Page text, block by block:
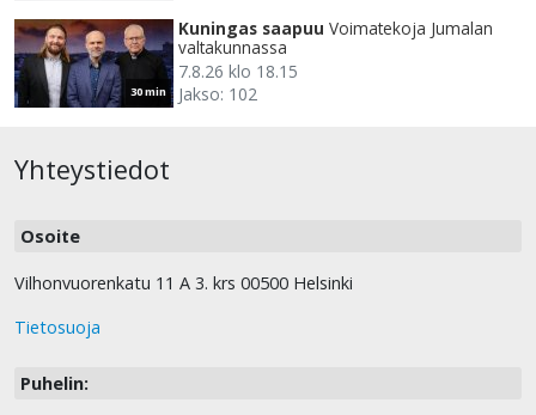
30 min
Kuningas saapuu Voimatekoja Jumalan
valtakunnassa
7.8.26 klo 18.15
Jakso: 102
Yhteystiedot
Osoite
Vilhonvuorenkatu 11 A 3. krs 00500 Helsinki
Tietosuoja
Puhelin: